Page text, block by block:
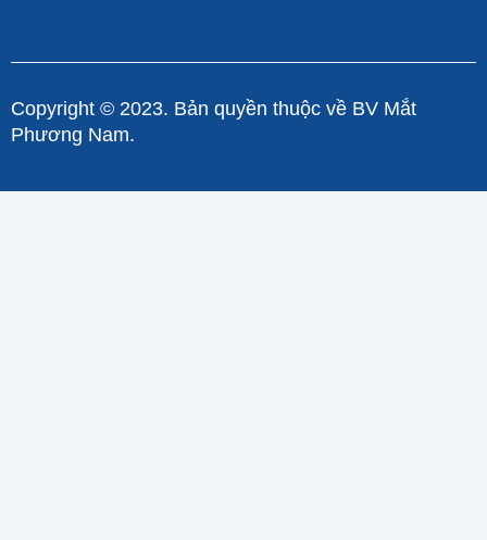
Copyright © 2023. Bản quyền thuộc về BV Mắt
Phương Nam.